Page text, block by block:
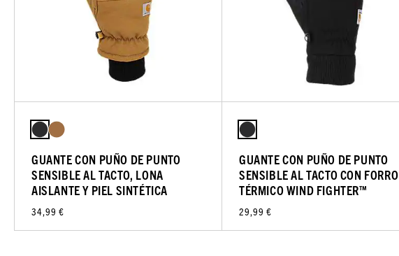
GUANTE CON PUÑO DE PUNTO
SENSIBLE AL TACTO, LONA
AISLANTE Y PIEL SINTÉTICA
34,99 €
GUANTE CON PUÑO DE PUNTO
SENSIBLE AL TACTO CON FORRO
TÉRMICO WIND FIGHTER™
29,99 €